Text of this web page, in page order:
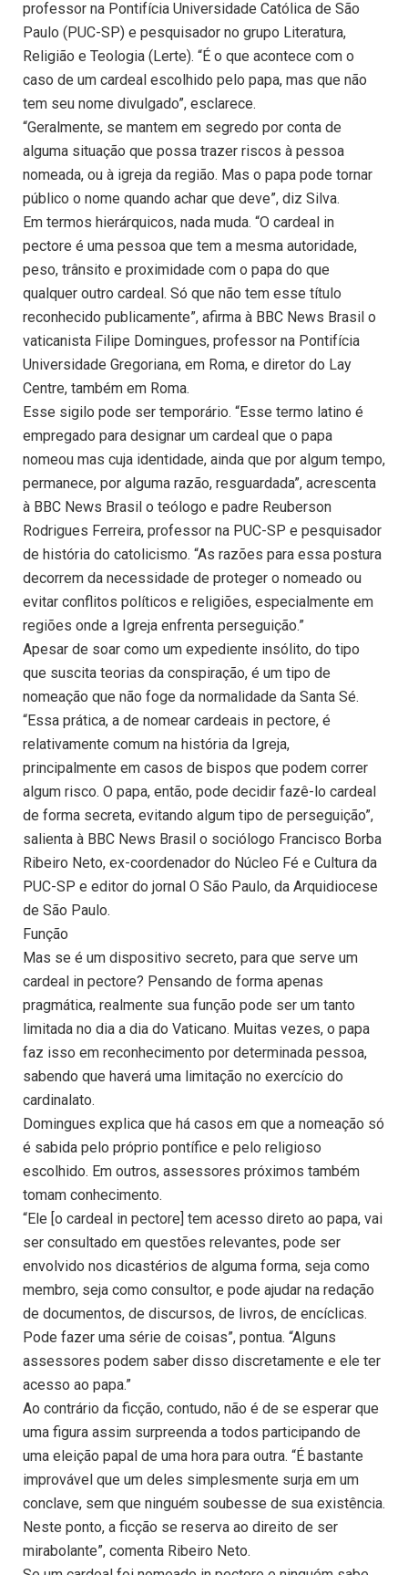
professor na Pontifícia Universidade Católica de São
Paulo (PUC-SP) e pesquisador no grupo Literatura,
Religião e Teologia (Lerte). “É o que acontece com o
caso de um cardeal escolhido pelo papa, mas que não
tem seu nome divulgado”, esclarece.
“Geralmente, se mantem em segredo por conta de
alguma situação que possa trazer riscos à pessoa
nomeada, ou à igreja da região. Mas o papa pode tornar
público o nome quando achar que deve”, diz Silva.
Em termos hierárquicos, nada muda. “O cardeal in
pectore é uma pessoa que tem a mesma autoridade,
peso, trânsito e proximidade com o papa do que
qualquer outro cardeal. Só que não tem esse título
reconhecido publicamente”, afirma à BBC News Brasil o
vaticanista Filipe Domingues, professor na Pontifícia
Universidade Gregoriana, em Roma, e diretor do Lay
Centre, também em Roma.
Esse sigilo pode ser temporário. “Esse termo latino é
empregado para designar um cardeal que o papa
nomeou mas cuja identidade, ainda que por algum tempo,
permanece, por alguma razão, resguardada”, acrescenta
à BBC News Brasil o teólogo e padre Reuberson
Rodrigues Ferreira, professor na PUC-SP e pesquisador
de história do catolicismo. “As razões para essa postura
decorrem da necessidade de proteger o nomeado ou
evitar conflitos políticos e religiões, especialmente em
regiões onde a Igreja enfrenta perseguição.”
Apesar de soar como um expediente insólito, do tipo
que suscita teorias da conspiração, é um tipo de
nomeação que não foge da normalidade da Santa Sé.
“Essa prática, a de nomear cardeais in pectore, é
relativamente comum na história da Igreja,
principalmente em casos de bispos que podem correr
algum risco. O papa, então, pode decidir fazê-lo cardeal
de forma secreta, evitando algum tipo de perseguição”,
salienta à BBC News Brasil o sociólogo Francisco Borba
Ribeiro Neto, ex-coordenador do Núcleo Fé e Cultura da
PUC-SP e editor do jornal O São Paulo, da Arquidiocese
de São Paulo.
Função
Mas se é um dispositivo secreto, para que serve um
cardeal in pectore? Pensando de forma apenas
pragmática, realmente sua função pode ser um tanto
limitada no dia a dia do Vaticano. Muitas vezes, o papa
faz isso em reconhecimento por determinada pessoa,
sabendo que haverá uma limitação no exercício do
cardinalato.
Domingues explica que há casos em que a nomeação só
é sabida pelo próprio pontífice e pelo religioso
escolhido. Em outros, assessores próximos também
tomam conhecimento.
“Ele [o cardeal in pectore] tem acesso direto ao papa, vai
ser consultado em questões relevantes, pode ser
envolvido nos dicastérios de alguma forma, seja como
membro, seja como consultor, e pode ajudar na redação
de documentos, de discursos, de livros, de encíclicas.
Pode fazer uma série de coisas”, pontua. “Alguns
assessores podem saber disso discretamente e ele ter
acesso ao papa.”
Ao contrário da ficção, contudo, não é de se esperar que
uma figura assim surpreenda a todos participando de
uma eleição papal de uma hora para outra. “É bastante
improvável que um deles simplesmente surja em um
conclave, sem que ninguém soubesse de sua existência.
Neste ponto, a ficção se reserva ao direito de ser
mirabolante”, comenta Ribeiro Neto.